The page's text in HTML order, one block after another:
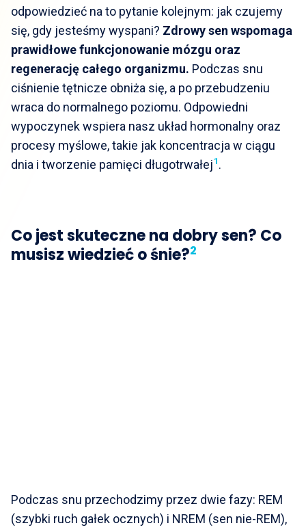
odpowiedzieć na to pytanie kolejnym: jak czujemy
się, gdy jesteśmy wyspani? Zdrowy sen wspomaga
prawidłowe funkcjonowanie mózgu oraz
regenerację całego organizmu. Podczas snu
ciśnienie tętnicze obniża się, a po przebudzeniu
wraca do normalnego poziomu. Odpowiedni
wypoczynek wspiera nasz układ hormonalny oraz
procesy myślowe, takie jak koncentracja w ciągu
dnia i tworzenie pamięci długotrwałej1.
Co jest skuteczne na dobry sen? Co
musisz wiedzieć o śnie?2
Podczas snu przechodzimy przez dwie fazy: REM
(szybki ruch gałek ocznych) i NREM (sen nie-REM),